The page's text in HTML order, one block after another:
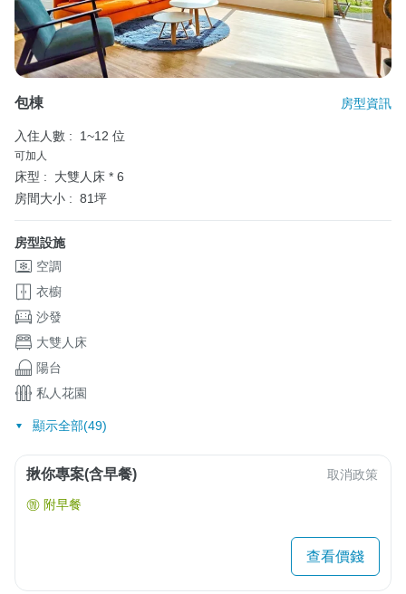
包棟 房型資訊
入住人數 : 1~12 位
可加人
床型 :
大雙人床 * 6
房間大小 : 81坪
房型設施
空調
衣櫥
沙發
大雙人床
陽台
私人花園
顯示全部(49)
揪你專案(含早餐) 取消政策
附早餐
查看價錢